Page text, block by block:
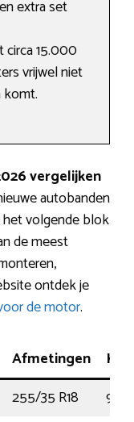
extra set
15.000
vrijwel niet
komt.
vergelijken
autobanden
het volgende blok
de meest
ontdek je
de motor.
Afmetingen
255/35 R18
94Y